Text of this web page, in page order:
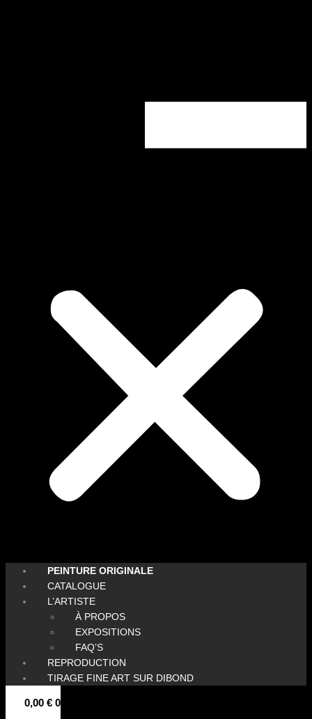
PEINTURE ORIGINALE
CATALOGUE
L’ARTISTE
À PROPOS
EXPOSITIONS
FAQ’S
REPRODUCTION
TIRAGE FINE ART SUR DIBOND
0,00 € 0